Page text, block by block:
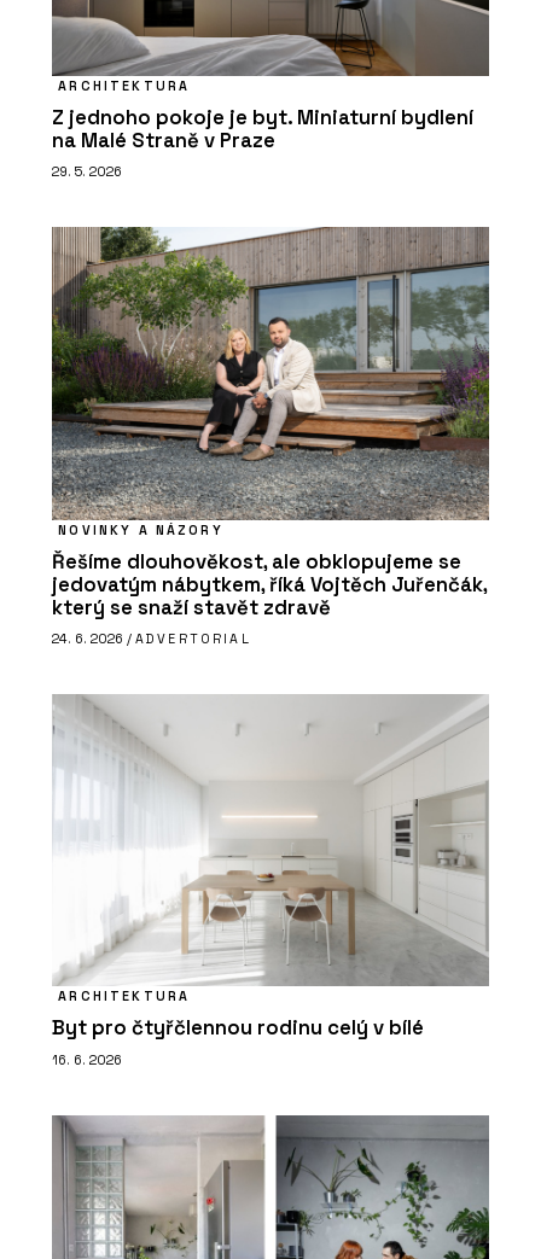
ARCHITEKTURA
Z jednoho pokoje je byt. Miniaturní bydlení
na Malé Straně v Praze
29. 5. 2026
NOVINKY A NÁZORY
Řešíme dlouhověkost, ale obklopujeme se
jedovatým nábytkem, říká Vojtěch Juřenčák,
který se snaží stavět zdravě
24. 6. 2026 / ADVERTORIAL
ARCHITEKTURA
Byt pro čtyřčlennou rodinu celý v bílé
16. 6. 2026